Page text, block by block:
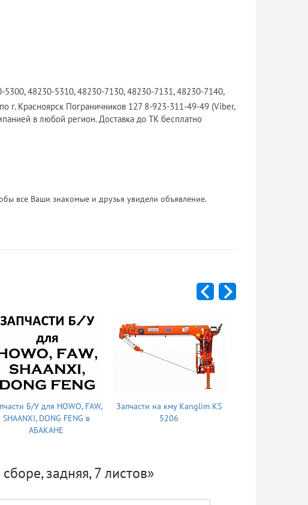
5300, 48230-5310, 48230-7130, 48230-7131, 48230-7140,
г. Красноярск Пограничников 127 8-923-311-49-49 (Viber,
в любой регион. Доставка до ТК бесплатно
все Ваши знакомые и друзья увидели объявление.
Б/У для HOWO, FAW,
SHAANXI, DONG FENG в
АБАКАНЕ
Запчасти на кму Kanglim KS
5206
задняя, 7 листов»